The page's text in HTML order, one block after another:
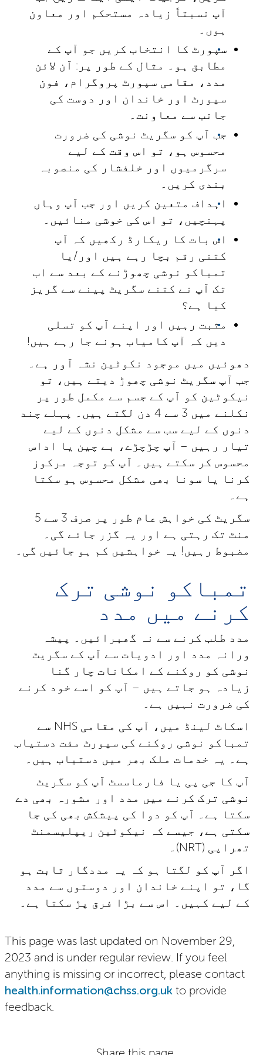
آپ نسبتاً زیادہ مستحکم اور معاون
ہوں۔
سپورٹ کا انتخاب کریں جو آپ کے
مطابق ہو۔ مثال کے طور پر: آن لائن
مدد، مقامی سپورٹ پروگرام، فون
سپورٹ اور خاندان اور دوست کی
جانب سے معاونت۔
جب آپ کو سگریٹ نوشی کی ضرورت
محسوس ہو، تو اس وقت کے لیے
سرگرمیوں اور خلفشار کی منصوبہ
بندی کریں۔
اہداف متعین کریں اور جب آپ وہاں
پہنچیں، تو اس کی خوشی منائیں۔
اس بات کا ریکارڈ رکھیں کہ آپ
کتنی رقم بچا رہے ہیں اور/یا
تمباکو نوشی چھوڑنے کے بعد سے اب
تک آپ نے کتنے سگریٹ پینے سے گریز
کیا ہے؟
مثبت رہیں اور اپنے آپ کو تسلی
دیں کہ آپ کامیاب ہونے جا رہے ہیں!
دھوئیں میں موجود نکوٹین نشہ آور ہے۔
جب آپ سگریٹ نوشی چھوڑ دیتے ہیں، تو
نیکوٹین کو آپ کے جسم سے مکمل طور پر
نکلنے میں 3 سے 4 دن لگتے ہیں۔ پہلے چند
دنوں کے لیے سب سے مشکل دنوں کے لیے
تیار رہیں – آپ چڑچڑے، بے چین یا اداس
محسوس کر سکتے ہیں۔ آپ کو توجہ مرکوز
کرنا یا سونا بھی مشکل محسوس ہو سکتا
ہے۔
سگریٹ کی خواہش عام طور پر صرف 3 سے 5
منٹ تک رہتی ہے اور یہ گزر جائے گی۔
مضبوط رہیں! یہ خواہشیں کم ہو جائیں گی۔
تمباکو نوشی ترک
کرنے میں مدد
مدد طلب کرنے سے نہ گھبرائیں۔ پیشہ
ورانہ مدد اور ادویات سے آپ کے سگریٹ
نوشی کو روکنے کے امکانات چار گنا
زیادہ ہو جاتے ہیں – آپ کو اسے خود کرنے
کی ضرورت نہیں ہے۔
اسکاٹ لینڈ میں، آپ کی مقامیNHS سے
تمباکو نوشی روکنے کی سپورٹ مفت دستیاب
ہے۔ یہ خدمات ملک بھر میں دستیاب ہیں۔
آپ کا جی پی یا فارماسسٹ آپ کو سگریٹ
نوشی ترک کرنے میں مدد اور مشورہ بھی دے
سکتا ہے۔ آپ کو دوا کی پیشکش بھی کی جا
سکتی ہے، جیسے کہ نیکوٹین ریپلیسمنٹ
تھراپی (NRT) ۔
اگر آپ کو لگتا ہو کہ یہ مددگار ثابت ہو
گا، تو اپنے خاندان اور دوستوں سے مدد
کے لیے کہیں۔ اس سے بڑا فرق پڑ سکتا ہے۔
This page was last updated on November 29,
2023 and is under regular review. If you feel
anything is missing or incorrect, please contact
health.information@chss.org.uk to provide
feedback.